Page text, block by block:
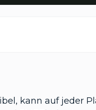
kann auf jeder